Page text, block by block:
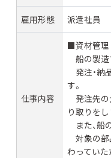
雇用形態 派遣社員
仕事内容
■資材管理
船の製造
発注・納
す。
発注先の
り取りをし
また、船
対象の部
わっていた